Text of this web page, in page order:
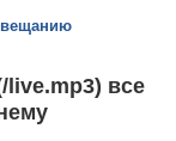
вещанию
все